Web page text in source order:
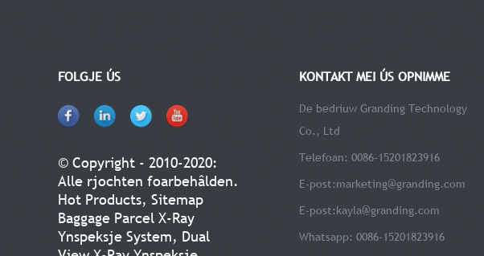
FOLGJE ÚS
© Copyright - 2010-2020:
Alle rjochten foarbehâlden.
Hot Products, Sitemap
Baggage Parcel X-Ray
Ynspeksje System, Dual
KONTAKT MEI ÚS OPNIMME
De bedriuw Granding Technology
Co., Ltd
Telefoan: 0086-15201823916
E-post:marketing@granding.com
E-post:kayla@granding.com
Whatsapp: 0086-15201823916